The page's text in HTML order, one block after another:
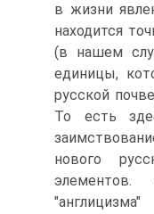
в жизни
находится
(в нашем
единицы,
русской
То есть
нового